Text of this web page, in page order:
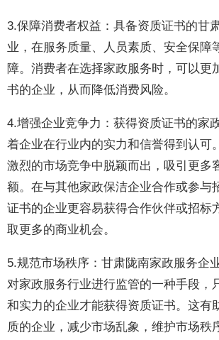
3.保障消费者权益：具备资质证书的甘
业，在服务质量、人员素质、安全保障
障。消费者在选择家政服务时，可以更
书的企业，从而降低消费风险。
4.增强企业竞争力：获得资质证书的家
着企业在行业内的实力和信誉得到认可
激烈的市场竞争中脱颖而出，吸引更多
额。在与其他家政保洁企业合作或参与
证书的企业更容易获得合作伙伴或招标
取更多的商业机会。
5.规范市场秩序：甘肃陇南家政服务企
对家政服务行业进行监管的一种手段，
和实力的企业才能获得资质证书。这有
质的企业，减少市场乱象，维护市场秩